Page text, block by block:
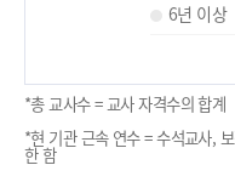
6년 이상
*총 교사수 = 교사 자격수의 합계
*현 기관 근속 연수 = 수석교사,
한 함